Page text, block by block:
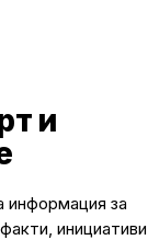
и
информация за
инициативи